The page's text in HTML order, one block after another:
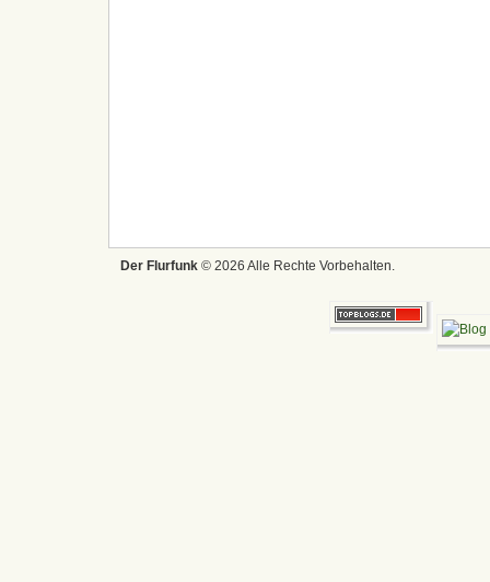
Der Flurfunk © 2026 Alle Rechte Vorbehalten.